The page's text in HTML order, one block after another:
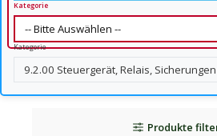
Kategorie
Kategorie
Produkte